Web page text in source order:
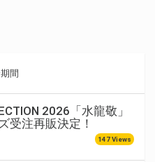
間
2026「水龍敬」
受注再販決定！
147 Views